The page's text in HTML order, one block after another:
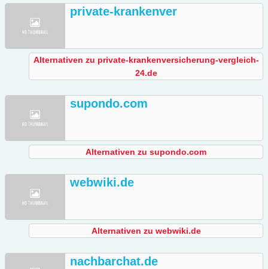
private-krankenver
Alternativen zu private-krankenversicherung-vergleich-
24.de
supondo.com
Alternativen zu supondo.com
webwiki.de
Alternativen zu webwiki.de
nachbarchat.de